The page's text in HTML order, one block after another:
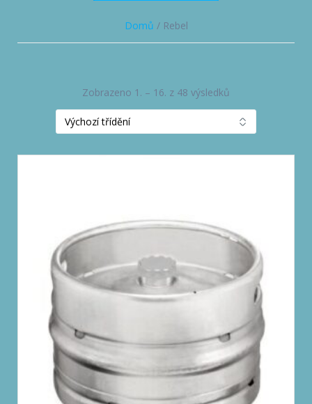
Domů / Rebel
Zobrazeno 1. – 16. z 48 výsledků